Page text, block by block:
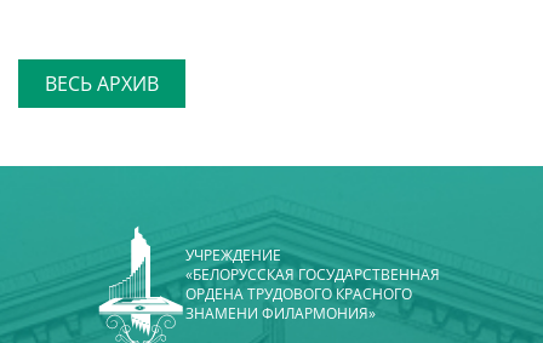
ВЕСЬ АРХИВ
УЧРЕЖДЕНИЕ
«БЕЛОРУССКАЯ ГОСУДАРСТВЕННАЯ
ОРДЕНА ТРУДОВОГО КРАСНОГО
ЗНАМЕНИ ФИЛАРМОНИЯ»